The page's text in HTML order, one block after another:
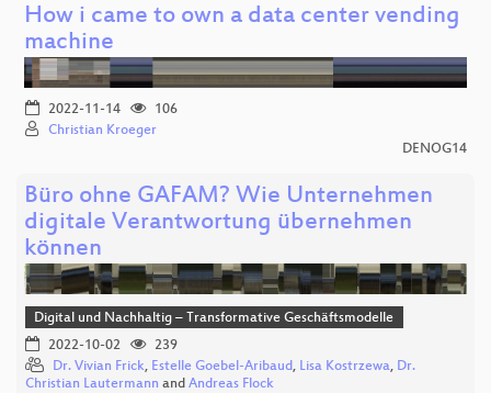
How i came to own a data center vending
machine
2022-11-14
106
Christian Kroeger
DENOG14
Büro ohne GAFAM? Wie Unternehmen
digitale Verantwortung übernehmen
können
Digital und Nachhaltig – Transformative Geschäftsmodelle
2022-10-02
239
Dr. Vivian Frick, Estelle Goebel-Aribaud, Lisa Kostrzewa, Dr.
Christian Lautermann and Andreas Flock